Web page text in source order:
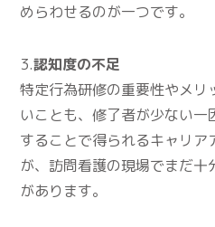
めらわせるのが一つです。
3.認知度の不足
特定行為研修の重要性やメリ
いことも、修了者が少ない
することで得られるキャリア
が、訪問看護の現場でまだ
があります。